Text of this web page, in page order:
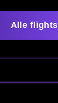
Shafts